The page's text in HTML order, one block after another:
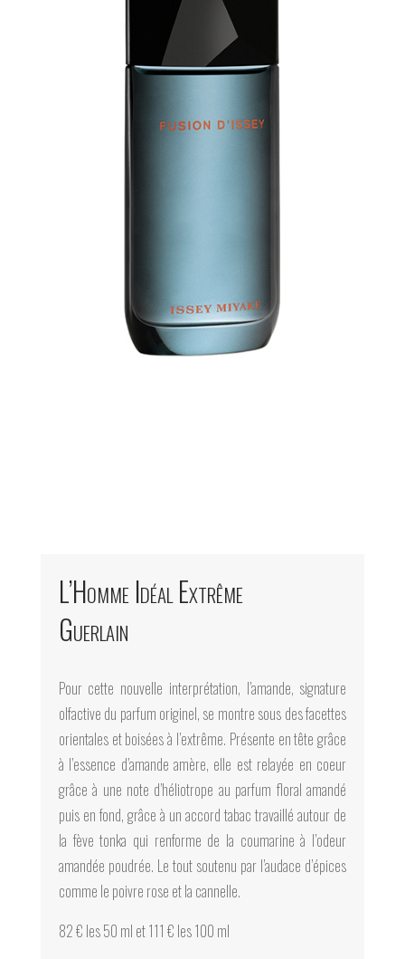
L’Homme Idéal Extrême
Guerlain
Pour cette nouvelle interprétation, l’amande, signature
olfactive du parfum originel, se montre sous des facettes
orientales et boisées à l’extrême. Présente en tête grâce
à l’essence d’amande amère, elle est relayée en coeur
grâce à une note d’héliotrope au parfum floral amandé
puis en fond, grâce à un accord tabac travaillé autour de
la fève tonka qui renforme de la coumarine à l’odeur
amandée poudrée. Le tout soutenu par l’audace d’épices
comme le poivre rose et la cannelle.
82 € les 50 ml et 111 € les 100 ml